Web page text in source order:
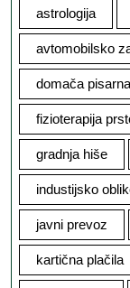
astrologija
avtomobilsko
domača pisarna
fizioterapija
gradnja hiše
industijsko
javni prevoz
kartična plačila